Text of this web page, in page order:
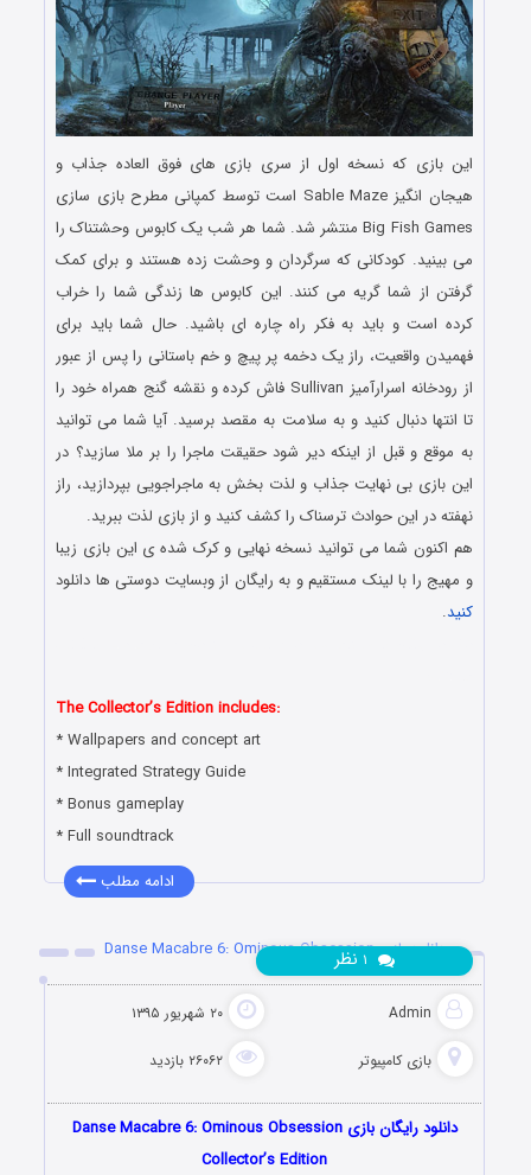
این بازی که نسخه اول از سری بازی های فوق العاده جذاب و
هیجان انگیز Sable Maze است توسط کمپانی مطرح بازی سازی
Big Fish Games منتشر شد. شما هر شب یک کابوس وحشتناک را
می بینید. کودکانی که سرگردان و وحشت زده هستند و برای کمک
گرفتن از شما گریه می کنند. این کابوس ها زندگی شما را خراب
کرده است و باید به فکر راه چاره ای باشید. حال شما باید برای
فهمیدن واقعیت، راز یک دخمه پر پیچ و خم باستانی را پس از عبور
از رودخانه اسرارآمیز Sullivan فاش کرده و نقشه گنج همراه خود را
تا انتها دنبال کنید و به سلامت به مقصد برسید. آیا شما می توانید
به موقع و قبل از اینکه دیر شود حقیقت ماجرا را بر ملا سازید؟ در
این بازی بی نهایت جذاب و لذت بخش به ماجراجویی بپردازید، راز
نهفته در این حوادث ترسناک را کشف کنید و از بازی لذت ببرید.
هم اکنون شما می توانید نسخه نهایی و کرک شده ی این بازی زیبا
و مهیج را با لینک مستقیم و به رایگان از وبسایت دوستی ها دانلود
کنید.
The Collector’s Edition includes:
* Wallpapers and concept art
* Integrated Strategy Guide
* Bonus gameplay
* Full soundtrack
ادامه مطلب
دانلود بازی Danse Macabre 6: Ominous Obsession
Admin ۲۰ شهریور ۱۳۹۵
بازی کامپیوتر ۲۶۰۶۲ بازدید
نظر
دانلود رایگان بازی Danse Macabre 6: Ominous Obsession
Collector’s Edition